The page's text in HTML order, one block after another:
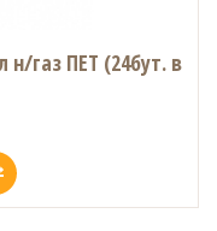
газ ПЕТ (24бут. в